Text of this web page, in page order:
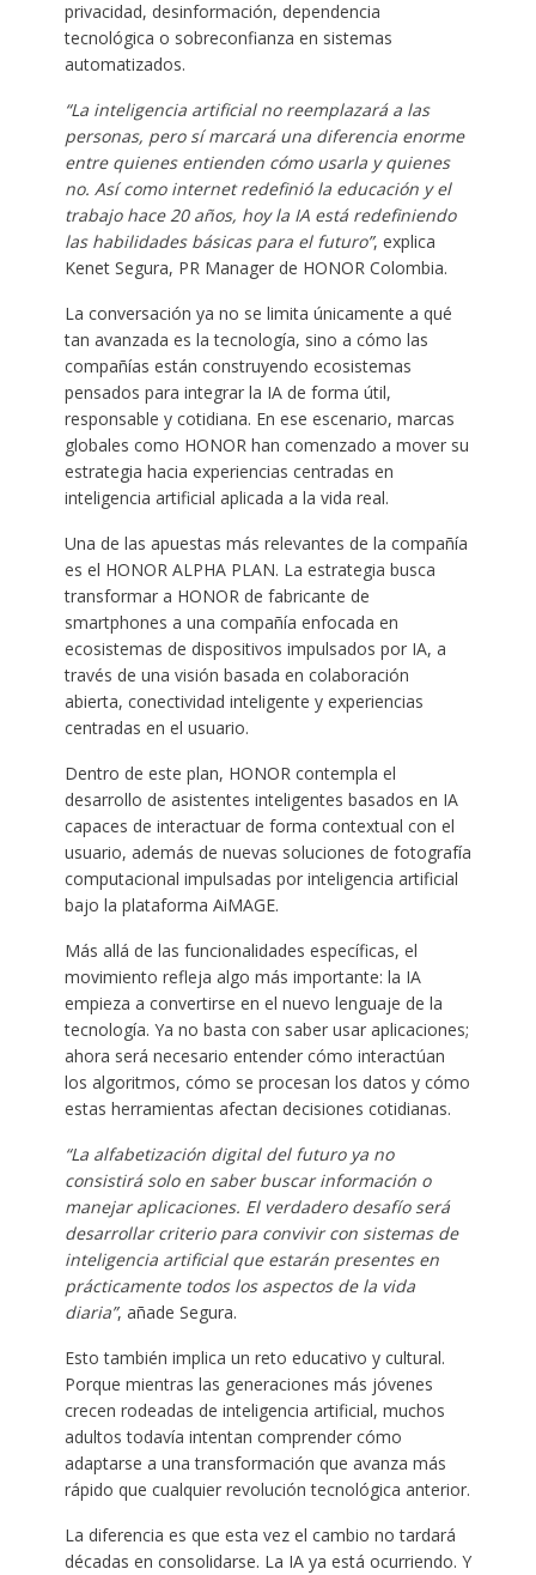
privacidad, desinformación, dependencia
tecnológica o sobreconfianza en sistemas
automatizados.
“La inteligencia artificial no reemplazará a las
personas, pero sí marcará una diferencia enorme
entre quienes entienden cómo usarla y quienes
no. Así como internet redefinió la educación y el
trabajo hace 20 años, hoy la IA está redefiniendo
las habilidades básicas para el futuro”, explica
Kenet Segura, PR Manager de HONOR Colombia.
La conversación ya no se limita únicamente a qué
tan avanzada es la tecnología, sino a cómo las
compañías están construyendo ecosistemas
pensados para integrar la IA de forma útil,
responsable y cotidiana. En ese escenario, marcas
globales como HONOR han comenzado a mover su
estrategia hacia experiencias centradas en
inteligencia artificial aplicada a la vida real.
Una de las apuestas más relevantes de la compañía
es el HONOR ALPHA PLAN. La estrategia busca
transformar a HONOR de fabricante de
smartphones a una compañía enfocada en
ecosistemas de dispositivos impulsados por IA, a
través de una visión basada en colaboración
abierta, conectividad inteligente y experiencias
centradas en el usuario.
Dentro de este plan, HONOR contempla el
desarrollo de asistentes inteligentes basados en IA
capaces de interactuar de forma contextual con el
usuario, además de nuevas soluciones de fotografía
computacional impulsadas por inteligencia artificial
bajo la plataforma AiMAGE.
Más allá de las funcionalidades específicas, el
movimiento refleja algo más importante: la IA
empieza a convertirse en el nuevo lenguaje de la
tecnología. Ya no basta con saber usar aplicaciones;
ahora será necesario entender cómo interactúan
los algoritmos, cómo se procesan los datos y cómo
estas herramientas afectan decisiones cotidianas.
“La alfabetización digital del futuro ya no
consistirá solo en saber buscar información o
manejar aplicaciones. El verdadero desafío será
desarrollar criterio para convivir con sistemas de
inteligencia artificial que estarán presentes en
prácticamente todos los aspectos de la vida
diaria”, añade Segura.
Esto también implica un reto educativo y cultural.
Porque mientras las generaciones más jóvenes
crecen rodeadas de inteligencia artificial, muchos
adultos todavía intentan comprender cómo
adaptarse a una transformación que avanza más
rápido que cualquier revolución tecnológica anterior.
La diferencia es que esta vez el cambio no tardará
décadas en consolidarse. La IA ya está ocurriendo. Y